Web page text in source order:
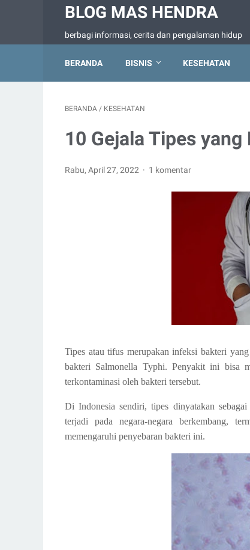
BLOG MAS HENDRA
berbagi informasi, cerita dan pengalaman hidup
BERANDA BISNIS KESEHATAN
BERANDA / KESEHATAN
10 Gejala Tipes
Rabu, April 27, 2022 1 komentar
Tipes atau tifus merupakan infeksi bakteri
bakteri Salmonella Typhi. Penyakit ini bisa
terkontaminasi oleh bakteri tersebut.
Di Indonesia sendiri, tipes dinyatakan
terjadi pada negara-negara berkembang,
memengaruhi penyebaran bakteri ini.